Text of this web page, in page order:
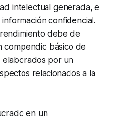
intelectual generada, e
confidencial.
debe de
compendio básico de
por un
relacionados a la
en un